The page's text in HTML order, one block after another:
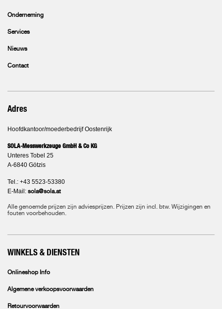
Onderneming
Services
Nieuws
Contact
Adres
Hoofdkantoor/moederbedrijf Oostenrijk
SOLA-Messwerkzeuge GmbH & Co KG
Unteres Tobel 25
A-6840 Götzis
Tel.: +43 5523-53380
E-Mail: sola@sola.at
Alle genoemde prijzen zijn adviesprijzen. Prijzen zijn incl. btw. Wijzigingen en
fouten voorbehouden.
WINKELS & DIENSTEN
Onlineshop Info
Algemene verkoopsvoorwaarden
Retourvoorwaarden